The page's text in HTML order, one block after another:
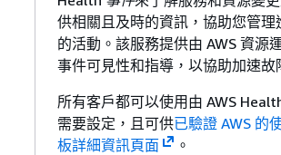
供相關且及時的資訊，協助您管
的活動。該服務提供由 AWS 資源
事件可見性和指導，以協助加速故
所有客戶都可以使用由 AWS
需要設定，且可供已驗證 AWS 的
板詳細資訊頁面
。